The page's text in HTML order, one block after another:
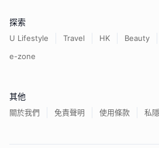
探索
U Lifestyle Travel HK Beauty
e-zone
其他
關於我們 免責聲明 使用條款 私